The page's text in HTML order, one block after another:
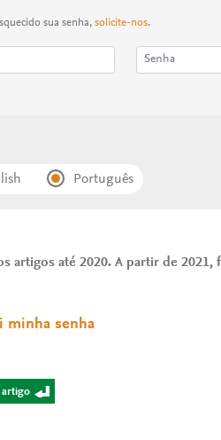
sua senha, solicite-nos.
Português
artigos até 2020. A partir de
minha senha
artigo